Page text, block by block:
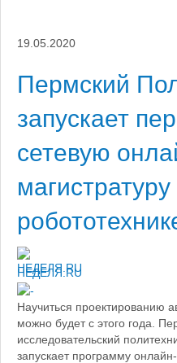
19.05.2020
Пермский
запускает
сетевую
магистратуру
НЕДЕЛЯ.RU
Научиться проектированию
можно будет с этого года.
исследовательский
запускает программу